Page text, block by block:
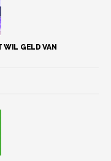
WIL GELD VAN